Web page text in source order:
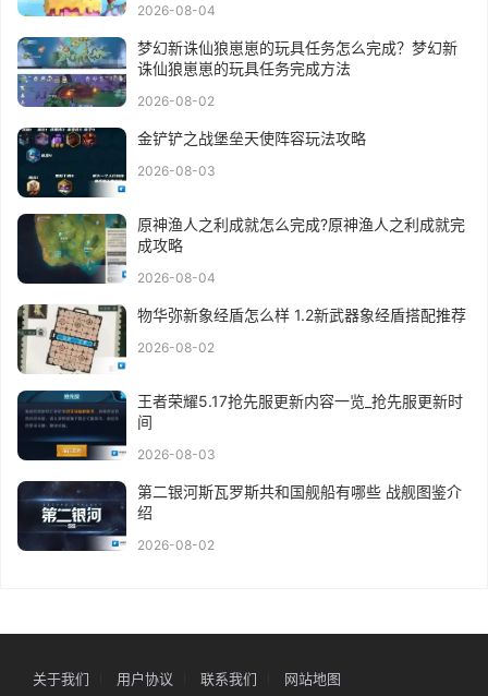
2026-08-04
梦幻新诛仙狼崽崽的玩具任务怎么完成？梦幻新
诛仙狼崽崽的玩具任务完成方法
2026-08-02
金铲铲之战堡垒天使阵容玩法攻略
2026-08-03
原神渔人之利成就怎么完成?原神渔人之利成就完
成攻略
2026-08-04
物华弥新象经盾怎么样 1.2新武器象经盾搭配推荐
2026-08-02
王者荣耀5.17抢先服更新内容一览_抢先服更新时
间
2026-08-03
第二银河斯瓦罗斯共和国舰船有哪些 战舰图鉴介
绍
2026-08-02
关于我们 用户协议 联系我们 网站地图